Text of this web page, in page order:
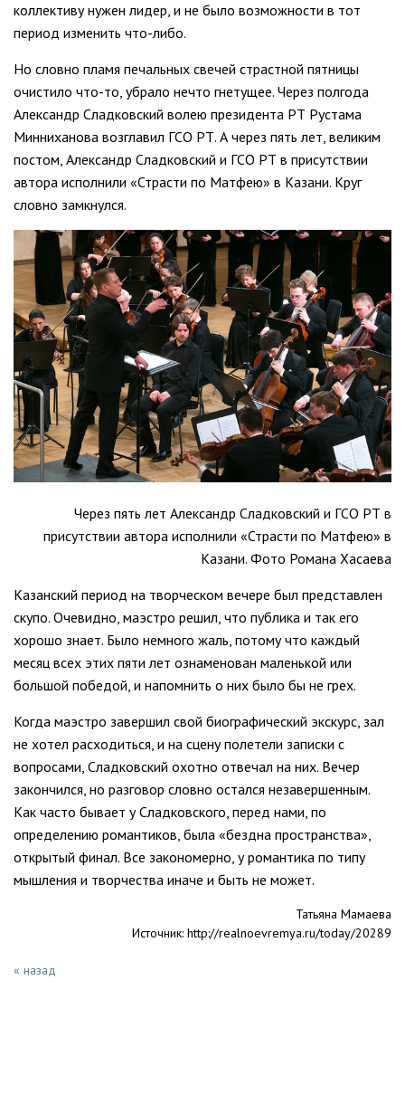
коллективу нужен лидер, и не было возможности в тот
период изменить что-либо.
Но словно пламя печальных свечей страстной пятницы
очистило что-то, убрало нечто гнетущее. Через полгода
Александр Сладковский волею президента РТ Рустама
Минниханова возглавил ГСО РТ. А через пять лет, великим
постом, Александр Сладковский и ГСО РТ в присутствии
автора исполнили «Страсти по Матфею» в Казани. Круг
словно замкнулся.
Через пять лет Александр Сладковский и ГСО РТ в
присутствии автора исполнили «Страсти по Матфею» в
Казани. Фото Романа Хасаева
Казанский период на творческом вечере был представлен
скупо. Очевидно, маэстро решил, что публика и так его
хорошо знает. Было немного жаль, потому что каждый
месяц всех этих пяти лет ознаменован маленькой или
большой победой, и напомнить о них было бы не грех.
Когда маэстро завершил свой биографический экскурс, зал
не хотел расходиться, и на сцену полетели записки с
вопросами, Сладковский охотно отвечал на них. Вечер
закончился, но разговор словно остался незавершенным.
Как часто бывает у Сладковского, перед нами, по
определению романтиков, была «бездна пространства»,
открытый финал. Все закономерно, у романтика по типу
мышления и творчества иначе и быть не может.
Татьяна Мамаева
Источник: http://realnoevremya.ru/today/20289
« назад